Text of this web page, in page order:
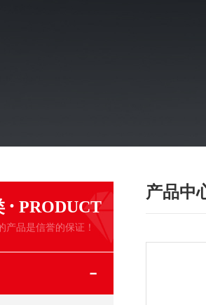
· PRODUCT
产品是信誉的保证！
产品中